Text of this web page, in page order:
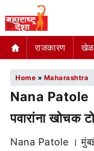
राजकारण खेळ
Home » Maharashtra
Nana Patole
पवारांना खोचक
Nana Patole । मुंबई